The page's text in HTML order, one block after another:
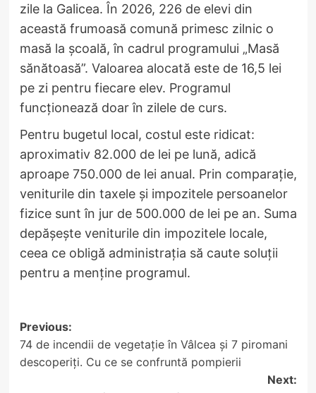
zile la Galicea. În 2026, 226 de elevi din
această frumoasă comună primesc zilnic o
masă la școală, în cadrul programului „Masă
sănătoasă”. Valoarea alocată este de 16,5 lei
pe zi pentru fiecare elev. Programul
funcționează doar în zilele de curs.
Pentru bugetul local, costul este ridicat:
aproximativ 82.000 de lei pe lună, adică
aproape 750.000 de lei anual. Prin comparație,
veniturile din taxele și impozitele persoanelor
fizice sunt în jur de 500.000 de lei pe an. Suma
depășește veniturile din impozitele locale,
ceea ce obligă administrația să caute soluții
pentru a menține programul.
Post
navigation
Previous:
74 de incendii de vegetație în Vâlcea și 7 piromani
descoperiți. Cu ce se confruntă pompierii
Next: